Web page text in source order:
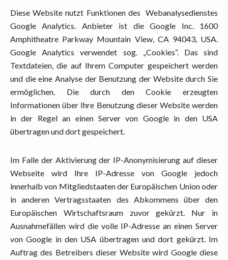
Diese Website nutzt Funktionen des Webanalysedienstes
Google Analytics. Anbieter ist die Google Inc. 1600
Amphitheatre Parkway Mountain View, CA 94043, USA.
Google Analytics verwendet sog. „Cookies“. Das sind
Textdateien, die auf Ihrem Computer gespeichert werden
und die eine Analyse der Benutzung der Website durch Sie
ermöglichen. Die durch den Cookie erzeugten
Informationen über Ihre Benutzung dieser Website werden
in der Regel an einen Server von Google in den USA
übertragen und dort gespeichert.
Im Falle der Aktivierung der IP-Anonymisierung auf dieser
Webseite wird Ihre IP-Adresse von Google jedoch
innerhalb von Mitgliedstaaten der Europäischen Union oder
in anderen Vertragsstaaten des Abkommens über den
Europäischen Wirtschaftsraum zuvor gekürzt. Nur in
Ausnahmefällen wird die volle IP-Adresse an einen Server
von Google in den USA übertragen und dort gekürzt. Im
Auftrag des Betreibers dieser Website wird Google diese